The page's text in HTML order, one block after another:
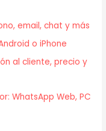
email, chat y más
o iPhone
al cliente, precio y
WhatsApp Web, PC